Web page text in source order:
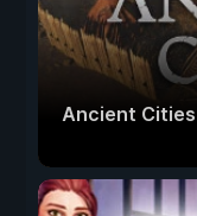
Ancient Cities